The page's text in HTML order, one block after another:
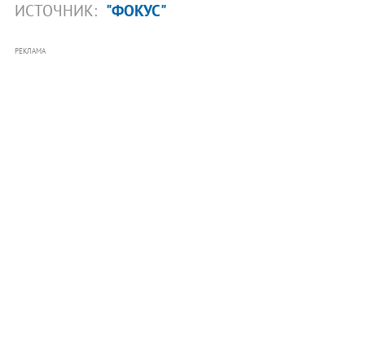
ИСТОЧНИК: "ФОКУС"
РЕКЛАМА